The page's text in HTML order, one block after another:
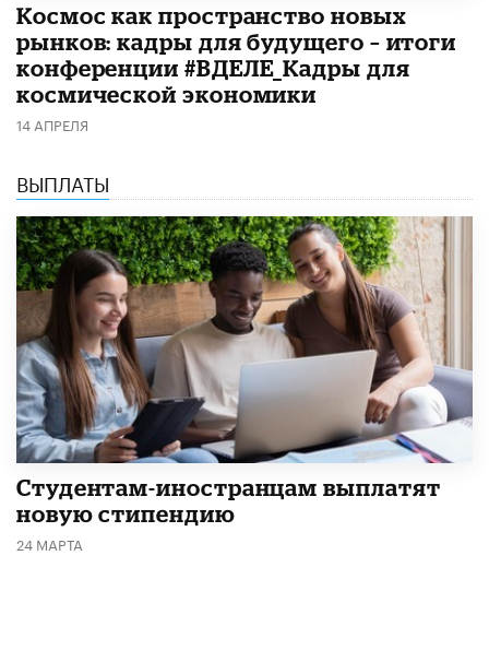
Космос как пространство новых
рынков: кадры для будущего – итоги
конференции #ВДЕЛЕ_Кадры для
космической экономики
14 АПРЕЛЯ
ВЫПЛАТЫ
Студентам-иностранцам выплатят
новую стипендию
24 МАРТА